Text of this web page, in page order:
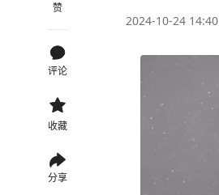
赞
评论
收藏
分享
2024-10-24 14:40